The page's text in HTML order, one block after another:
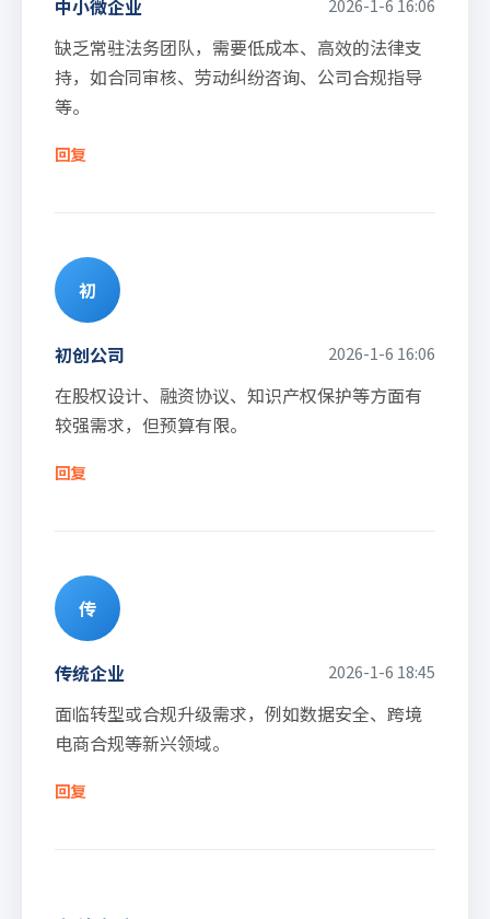
中小微企业 2026-1-6 16:06
缺乏常驻法务团队，需要低成本、高效的法律支
持，如合同审核、劳动纠纷咨询、公司合规指导
等。
回复
初
初创公司 2026-1-6 16:06
在股权设计、融资协议、知识产权保护等方面有
较强需求，但预算有限。
回复
传
传统企业 2026-1-6 18:45
面临转型或合规升级需求，例如数据安全、跨境
电商合规等新兴领域。
回复